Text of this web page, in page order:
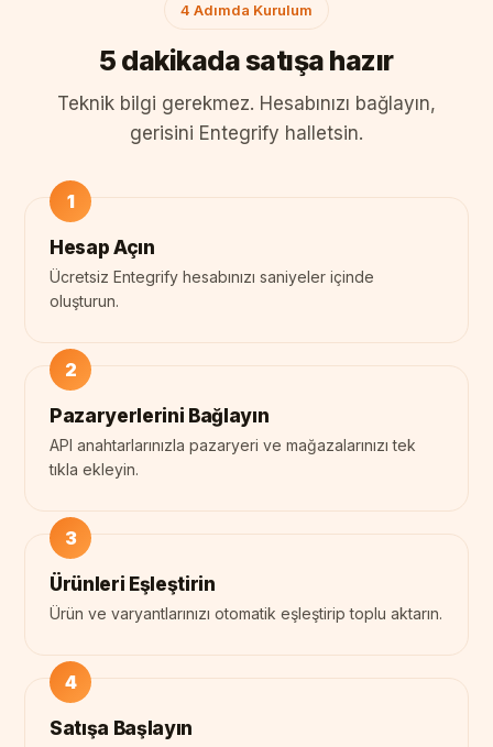
4 Adımda Kurulum
5 dakikada satışa hazır
Teknik bilgi gerekmez. Hesabınızı bağlayın,
gerisini Entegrify halletsin.
Hesap Açın
Ücretsiz Entegrify hesabınızı saniyeler içinde
oluşturun.
Pazaryerlerini Bağlayın
API anahtarlarınızla pazaryeri ve mağazalarınızı tek
tıkla ekleyin.
Ürünleri Eşleştirin
Ürün ve varyantlarınızı otomatik eşleştirip toplu aktarın.
Satışa Başlayın